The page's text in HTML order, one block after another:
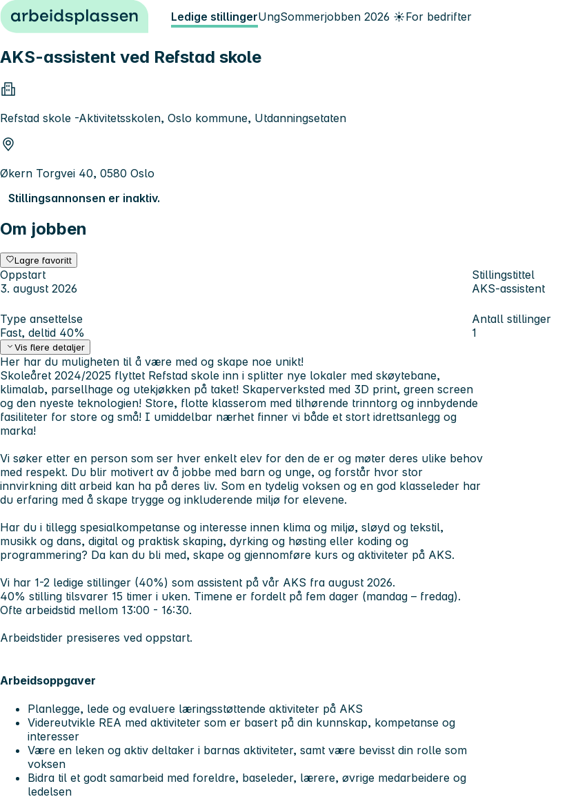
Hopp til innhold Ledige stillingerUngSommerjobben 2026 ☀️For bedrifter
AKS-assistent ved Refstad skole
Refstad skole -Aktivitetsskolen, Oslo kommune, Utdanningsetaten
Økern Torgvei 40, 0580 Oslo
Stillingsannonsen er inaktiv.
Om jobben
Lagre favoritt
Oppstart
3. august 2026
Stillingstittel
AKS-assistent
Type ansettelse
Fast, deltid 40%
Antall stillinger
1
Vis flere detaljer
Her har du muligheten til å være med og skape noe unikt!
Skoleåret 2024/2025 flyttet Refstad skole inn i splitter nye lokaler med skøytebane,
klimalab, parsellhage og utekjøkken på taket! Skaperverksted med 3D print, green screen
og den nyeste teknologien! Store, flotte klasserom med tilhørende trinntorg og innbydende
fasiliteter for store og små! I umiddelbar nærhet finner vi både et stort idrettsanlegg og
marka!
Vi søker etter en person som ser hver enkelt elev for den de er og møter deres ulike behov
med respekt. Du blir motivert av å jobbe med barn og unge, og forstår hvor stor
innvirkning ditt arbeid kan ha på deres liv. Som en tydelig voksen og en god klasseleder har
du erfaring med å skape trygge og inkluderende miljø for elevene.
Har du i tillegg spesialkompetanse og interesse innen klima og miljø, sløyd og tekstil,
musikk og dans, digital og praktisk skaping, dyrking og høsting eller koding og
programmering? Da kan du bli med, skape og gjennomføre kurs og aktiviteter på AKS.
Vi har 1-2 ledige stillinger (40%) som assistent på vår AKS fra august 2026.
40% stilling tilsvarer 15 timer i uken. Timene er fordelt på fem dager (mandag – fredag).
Ofte arbeidstid mellom 13:00 - 16:30.
Arbeidstider presiseres ved oppstart.
Arbeidsoppgaver
Planlegge, lede og evaluere læringsstøttende aktiviteter på AKS
Videreutvikle REA med aktiviteter som er basert på din kunnskap, kompetanse og
interesser
Være en leken og aktiv deltaker i barnas aktiviteter, samt være bevisst din rolle som
voksen
Bidra til et godt samarbeid med foreldre, baseleder, lærere, øvrige medarbeidere og
ledelsen